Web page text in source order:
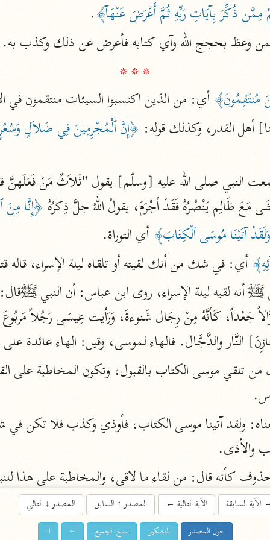
الزمخشري (٥٣٨ هـ)
نحو ٨ مجلدات
اشترك لتصلك أخبار مشاريعنا
اشترك
راسلنا • تليجرام •تويتر
تطوير
رعاية
مِمَّن ذُكِّرَ بِآيَاتِ رَبِّهِ ثُمَّ أَعْرَضَ عَنْهَآ﴾.
وعظ بحجج الله وآي كتابه فأعرض عن ذلك وكذب به.
* * *
مُنتَقِمُونَ﴾ أي: من الذين اكتسبوا السيئات منتقمون في
أهل القدر، وكذلك قوله: ﴿إِنَّ ٱلْمُجْرِمِينَ فِي ضَلاَلٍ
مَعَ ظَالِم يَنْصُرُهُ فَقَدْ أجْرَمَ، يقولُ اللهُ جلَّ ذِكرُهُ ﴿إِنَّا مِنَ
آتَيْنَا مُوسَى ٱلْكِتَابَ﴾ أي التوراة.
أي: في شك من أنك لقيته أو تلقاه ليلة الإسراء، قاله
النَّار والدَّجَّال. فالهاء لموسى، وقيل: الهاء عائدة
والأذى.
كأنه قال: من لقاء ما لاقى، والمخاطبة على هذا
في إتيان الله موسى الكتاب، وقيل: في الكلام تقديم
والبعث، والتقدير: قل يتوفاكم ملك الموت الذي وكل بكم
الآية السابقة الآية التالية ← المصدر↑السابق المصدر↓التالي
حول المصدر التشكيل نسخ الجميع ا+ ا-